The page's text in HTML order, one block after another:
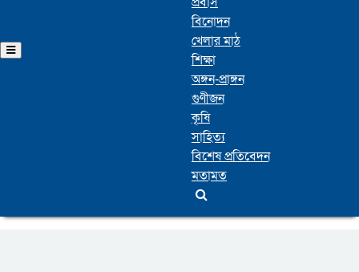
বিনোদন
খেলার মাঠ
শিক্ষা
অঙ্গন-প্রাঙ্গন
গুণীজন
কৃষি
সাহিত্য
বিশেষ প্রতিবেদন
মতামত